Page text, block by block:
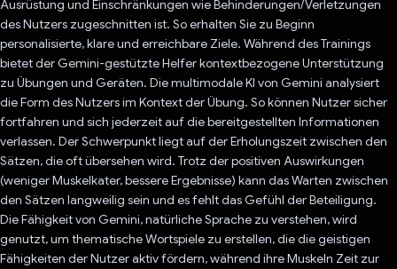
Ausrüstung und Einschränkungen wie Behinderungen/Verletzungen
des Nutzers zugeschnitten ist. So erhalten Sie zu Beginn
personalisierte, klare und erreichbare Ziele. Während des Trainings
bietet der Gemini-gestützte Helfer kontextbezogene Unterstützung
zu Übungen und Geräten. Die multimodale KI von Gemini analysiert
die Form des Nutzers im Kontext der Übung. So können Nutzer sicher
fortfahren und sich jederzeit auf die bereitgestellten Informationen
verlassen. Der Schwerpunkt liegt auf der Erholungszeit zwischen den
Sätzen, die oft übersehen wird. Trotz der positiven Auswirkungen
(weniger Muskelkater, bessere Ergebnisse) kann das Warten zwischen
den Sätzen langweilig sein und es fehlt das Gefühl der Beteiligung.
Die Fähigkeit von Gemini, natürliche Sprache zu verstehen, wird
genutzt, um thematische Wortspiele zu erstellen, die die geistigen
Fähigkeiten der Nutzer aktiv fördern, während ihre Muskeln Zeit zur